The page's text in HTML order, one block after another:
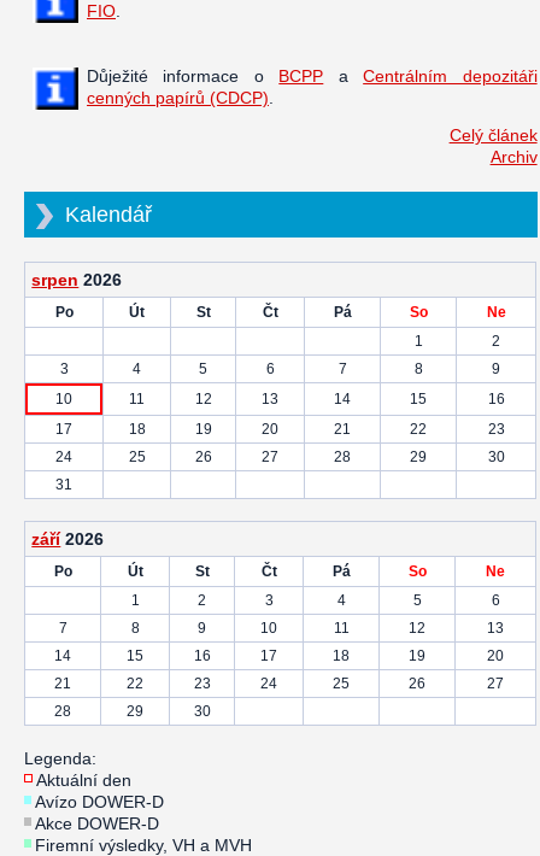
FIO
Důježité informace o BCPP aCentrálním depozitáři
cenných papírů (CDCP)
Celý článek
Archiv
Kalendář
srpen 2026
Po Út St Čt Pá So
Ne
1
2
3
4 5 6 7 8
9
10
11 12 13 14 15
16
17
18 19 20 21 22
23
24
25 26 27 28 29
30
31
září 2026
Po Út St Čt Pá So
Ne
1
2 3 4 5
6
7
8 9 10 11 12
13
14
15 16 17 18 19
20
21
22 23 24 25 26
27
28
29 30
Legenda:
Aktuální den
Avízo DOWER-D
Akce DOWER-D
Firemní výsledky, VH a MVH